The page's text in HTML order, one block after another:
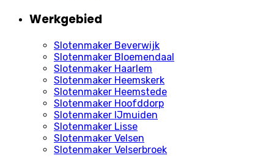
Werkgebied
Slotenmaker Beverwijk
Slotenmaker Bloemendaal
Slotenmaker Haarlem
Slotenmaker Heemskerk
Slotenmaker Heemstede
Slotenmaker Hoofddorp
Slotenmaker IJmuiden
Slotenmaker Lisse
Slotenmaker Velsen
Slotenmaker Velserbroek